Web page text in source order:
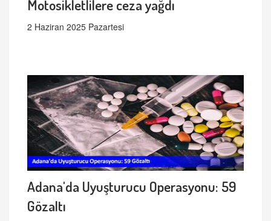
Motosikletlilere ceza yağdı
2 Haziran 2025 Pazartesi
Adana'da Uyuşturucu Operasyonu: 59
Gözaltı